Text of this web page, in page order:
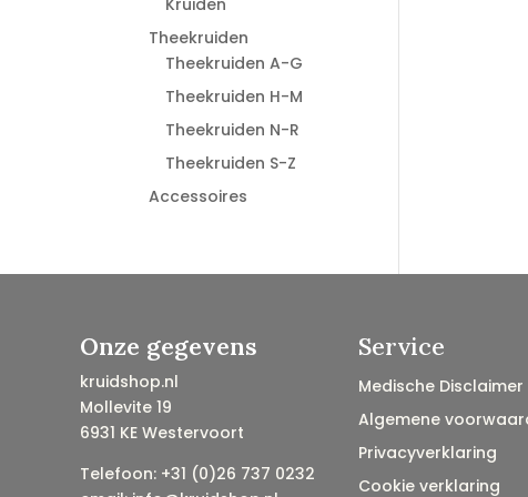
Kruiden
Theekruiden
Theekruiden A-G
Theekruiden H-M
Theekruiden N-R
Theekruiden S-Z
Accessoires
Onze gegevens
kruidshop.nl
Mollevite 19
6931 KE Westervoort
Telefoon: +31 (0)26 737 0232
Service
Medische Disclaimer
Algemene
Privacyverklaring
Cookie verklaring